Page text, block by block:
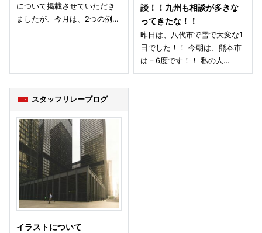
について掲載させていただき
ましたが、今月は、2つの例…
談！！九州も相談が多きな
ってきたな！！
昨日は、八代市で雪で大変な1
日でした！！ 今朝は、熊本市
は－6度です！！ 私の人…
スタッフリレーブログ
イラストについて